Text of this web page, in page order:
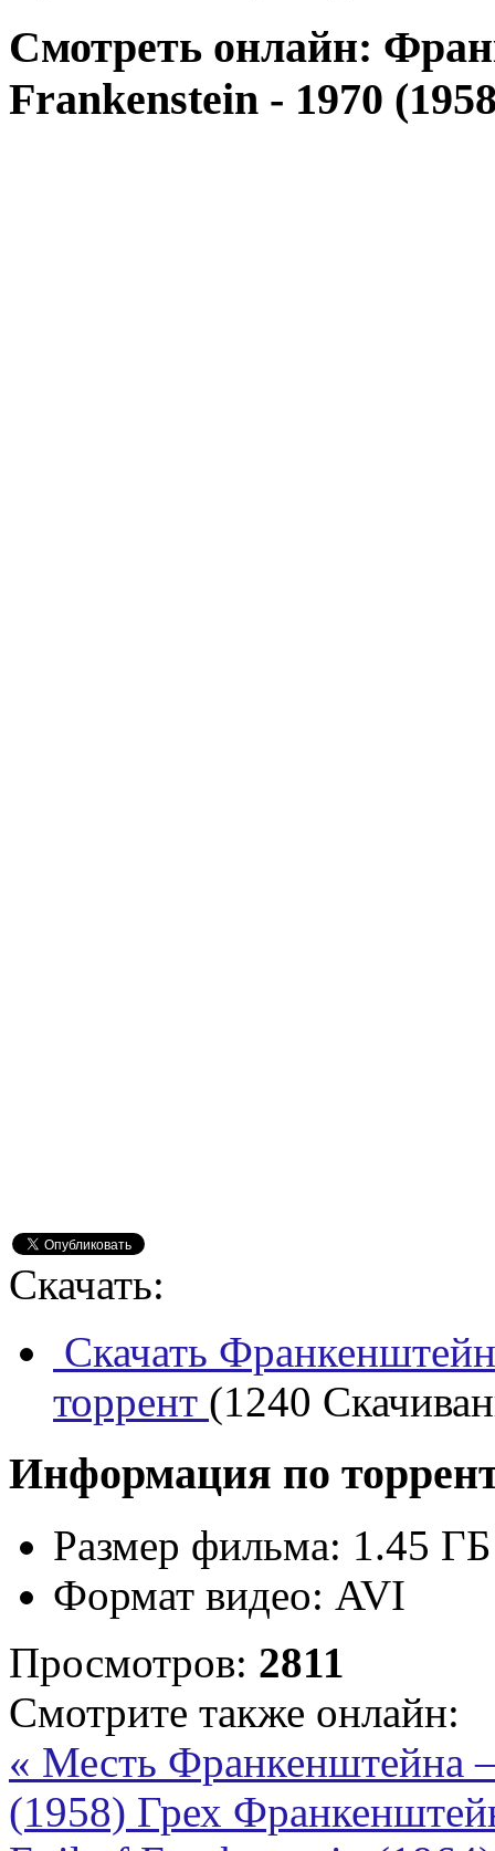
Смотреть онлайн:
Frankenstein - 1970
Скачать:
Скачать
торрент (1240
Информация по
Размер фильма: 1.45 ГБ
Формат видео: AVI
Просмотров: 2811
Смотрите также онлайн:
« Месть Франкенштейна
(1958) Грех